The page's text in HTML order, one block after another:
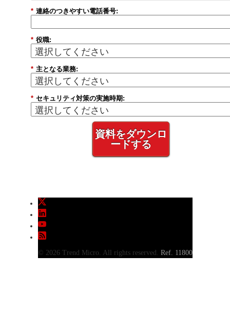
* 連絡のつきやすい電話番号:
* 役職:
* 主となる業務:
* セキュリティ対策の実施時期:
資料をダウンロ
ードする
© 2026 Trend Micro. All rights reserved. Ref. 11800